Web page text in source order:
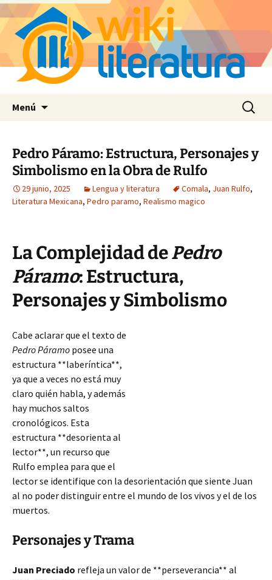
Menú Buscar:
Pedro Páramo: Estructura, Personajes y
Simbolismo en la Obra de Rulfo
29 junio, 2025 Lengua y literatura Comala, Juan Rulfo,
Literatura Mexicana, Pedro paramo, Realismo magico
La Complejidad dePedro
Páramo: Estructura,
Personajes y Simbolismo
Cabe aclarar que el texto de
Pedro Páramo posee una
estructura **laberíntica**,
ya que a veces no está muy
claro quién habla, y además
hay muchos saltos
cronológicos. Esta
estructura **desorienta al
lector**, un recurso que
Rulfo emplea para que el
lector se identifique con la desorientación que siente Juan
al no poder distinguir entre el mundo de los vivos y el de los
muertos.
Personajes y Trama
Juan Preciado refleja un valorde **perseverancia** al